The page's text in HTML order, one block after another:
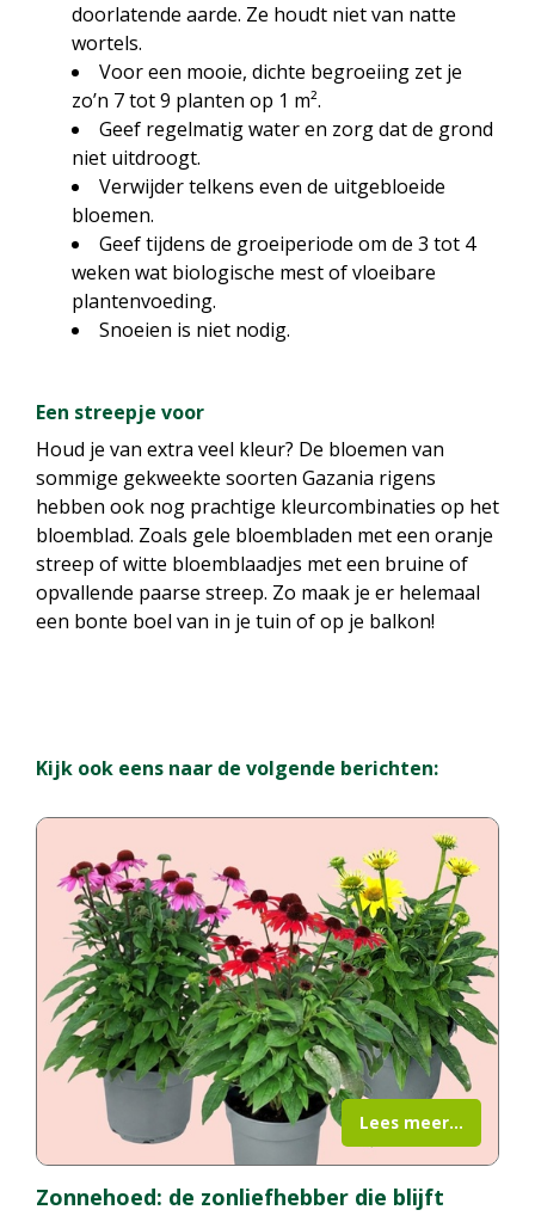
doorlatende aarde. Ze houdt niet van natte
wortels.
Voor een mooie, dichte begroeiing zet je
zo’n 7 tot 9 planten op 1 m².
Geef regelmatig water en zorg dat de grond
niet uitdroogt.
Verwijder telkens even de uitgebloeide
bloemen.
Geef tijdens de groeiperiode om de 3 tot 4
weken wat biologische mest of vloeibare
plantenvoeding.
Snoeien is niet nodig.
Een streepje voor
Houd je van extra veel kleur? De bloemen van
sommige gekweekte soorten Gazania rigens
hebben ook nog prachtige kleurcombinaties op het
bloemblad. Zoals gele bloembladen met een oranje
streep of witte bloemblaadjes met een bruine of
opvallende paarse streep. Zo maak je er helemaal
een bonte boel van in je tuin of op je balkon!
Kijk ook eens naar de volgende berichten:
Zonnehoed: de zonliefhebber die blijft
Lees meer...